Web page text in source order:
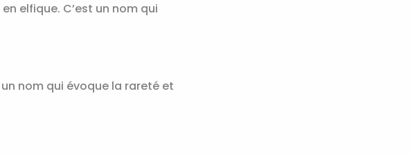
elfique. C’est un nom qui
nom qui évoque la rareté et